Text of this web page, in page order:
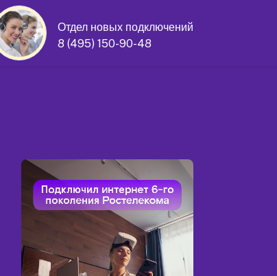
Отдел новых подключений
8 (495) 150-90-48